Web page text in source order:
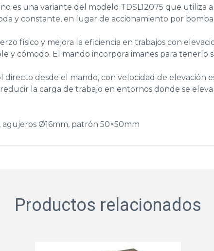
es una variante del modelo TDSL12075 que utiliza
y constante, en lugar de accionamiento por bomba
físico y mejora la eficiencia en trabajos con
y cómodo. El mando incorpora imanes para tenerlo
desde el mando, con velocidad de elevación
la carga de trabajo en entornos donde se
agujeros Ø16mm, patrón 50×50mm
Productos relacionados